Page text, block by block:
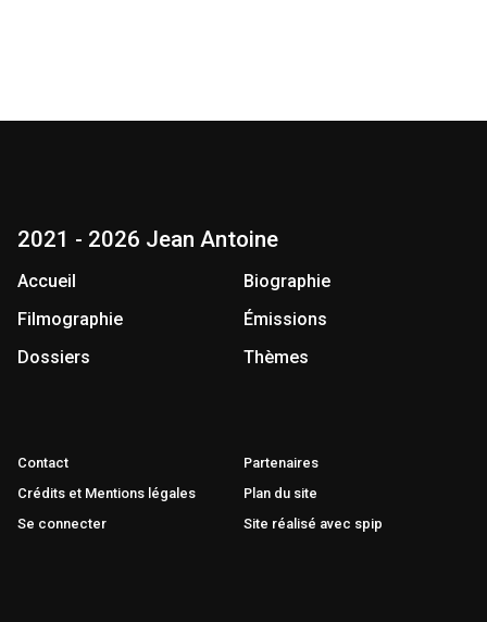
2021 - 2026 Jean Antoine
Accueil
Biographie
Filmographie
Émissions
Dossiers
Thèmes
Contact
Partenaires
Crédits et Mentions légales
Plan du site
Se connecter
Site réalisé avec spip